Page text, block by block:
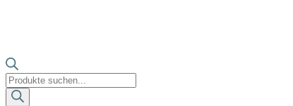
Products
search